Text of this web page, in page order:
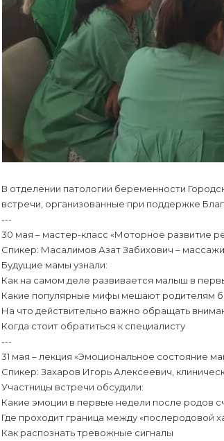
В отделении патологии беременности
встречи, организованные при поддержке
---
30 мая – мастер-класс «Моторное развитие
Спикер: Масалимов Азат Забихович –
Будущие мамы узнали:
Как на самом деле развивается малыш в
Какие популярные мифы мешают родителям
На что действительно важно обращать
Когда стоит обратиться к специалисту
---
31 мая – лекция «Эмоциональное состояние
Спикер: Захаров Игорь Алексеевич,
Участницы встречи обсудили:
Какие эмоции в первые недели после родов
Где проходит граница между «послеродовой
Как распознать тревожные сигналы